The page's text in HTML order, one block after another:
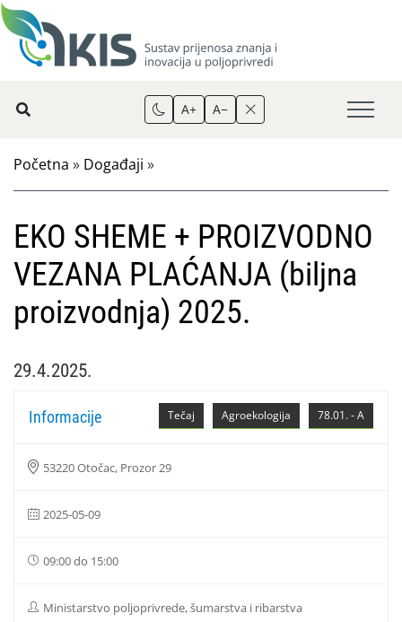
A+ A−
Početna » Događaji »
EKO SHEME + PROIZVODNO
VEZANA PLAĆANJA (biljna
proizvodnja) 2025.
29.4.2025.
78.01. - A
Agroekologija
Tečaj
Informacije
53220 Otočac, Prozor 29
2025-05-09
09:00 do 15:00
Ministarstvo poljoprivrede, šumarstva i ribarstva